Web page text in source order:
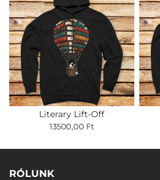
Literary Lift-Off
13500,00 Ft
RÓLUNK